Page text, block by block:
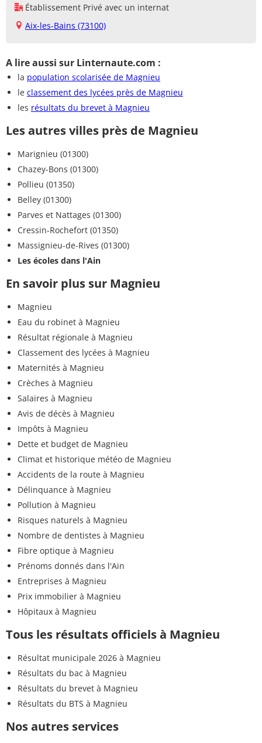
Établissement Privé avec un internat
Aix-les-Bains (73100)
A lire aussi sur Linternaute.com :
la population scolarisée de Magnieu
le classement des lycées près de Magnieu
les résultats du brevet à Magnieu
Les autres villes près de Magnieu
Marignieu (01300)
Chazey-Bons (01300)
Pollieu (01350)
Belley (01300)
Parves et Nattages (01300)
Cressin-Rochefort (01350)
Massignieu-de-Rives (01300)
Les écoles dans l'Ain
En savoir plus sur Magnieu
Magnieu
Eau du robinet à Magnieu
Résultat régionale à Magnieu
Classement des lycées à Magnieu
Maternités à Magnieu
Crèches à Magnieu
Salaires à Magnieu
Avis de décès à Magnieu
Impôts à Magnieu
Dette et budget de Magnieu
Climat et historique météo de Magnieu
Accidents de la route à Magnieu
Délinquance à Magnieu
Pollution à Magnieu
Risques naturels à Magnieu
Nombre de dentistes à Magnieu
Fibre optique à Magnieu
Prénoms donnés dans l'Ain
Entreprises à Magnieu
Prix immobilier à Magnieu
Hôpitaux à Magnieu
Tous les résultats officiels à Magnieu
Résultat municipale 2026 à Magnieu
Résultats du bac à Magnieu
Résultats du brevet à Magnieu
Résultats du BTS à Magnieu
Nos autres services